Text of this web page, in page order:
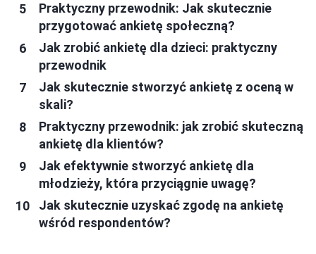
Praktyczny przewodnik: Jak skutecznie
przygotować ankietę społeczną?
Jak zrobić ankietę dla dzieci: praktyczny
przewodnik
Jak skutecznie stworzyć ankietę z oceną w
skali?
Praktyczny przewodnik: jak zrobić skuteczną
ankietę dla klientów?
Jak efektywnie stworzyć ankietę dla
młodzieży, która przyciągnie uwagę?
Jak skutecznie uzyskać zgodę na ankietę
wśród respondentów?